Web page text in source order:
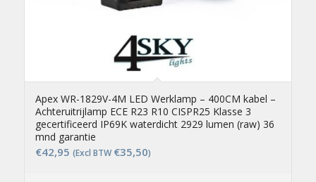
Apex WR-1829V-4M LED Werklamp – 400CM kabel –
Achteruitrijlamp ECE R23 R10 CISPR25 Klasse 3
gecertificeerd IP69K waterdicht 2929 lumen (raw) 36
mnd garantie
€42,95 (Excl BTW €35,50)